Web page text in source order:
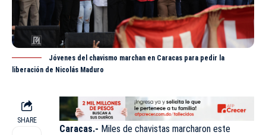
Jóvenes del chavismo marchan en Caracas para pedir la
liberación de Nicolás Maduro
SHARE
Caracas.- Miles de chavistas marcharon este